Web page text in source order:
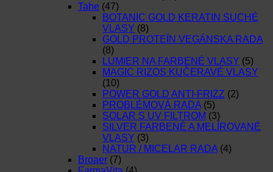
Tahe (47)
BOTANIC GOLD KERATIN SUCHÉ
VLASY (8)
GOLD PROTEÍN VEGÁNSKA RADA
(8)
LUMIER NA FARBENÉ VLASY (5)
MAGIC RIZOS KUČERAVÉ VLASY
(10)
POWER GOLD ANTI-FRIZZ (2)
PROBLÉMOVÁ RADA (5)
SOLAR S UV FILTROM (3)
SILVER FARBENÉ A MELÍROVANÉ
VLASY (3)
NATUR / MICELAR RADA (4)
Broaer (7)